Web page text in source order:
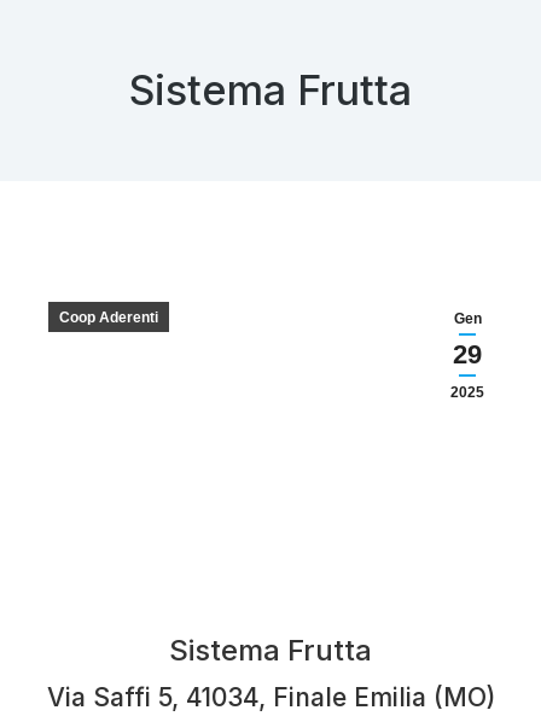
Sistema Frutta
Gen
29
2025
Coop Aderenti
Sistema Frutta
Via Saffi 5, 41034, Finale Emilia (MO)